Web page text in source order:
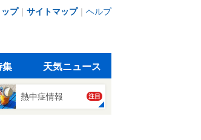
プ｜ サイトマップ｜ ヘルプ
集 天気ニュース
熱中症情報 注目